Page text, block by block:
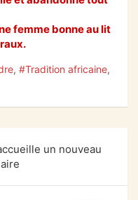
femme bonne au lit
, #Tradition africaine,
un nouveau